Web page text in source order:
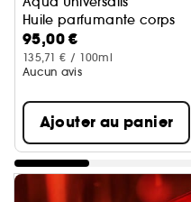
Huile parfumante corps
95,00 €
135,71 € / 100ml
Aucun avis
Ajouter au panier